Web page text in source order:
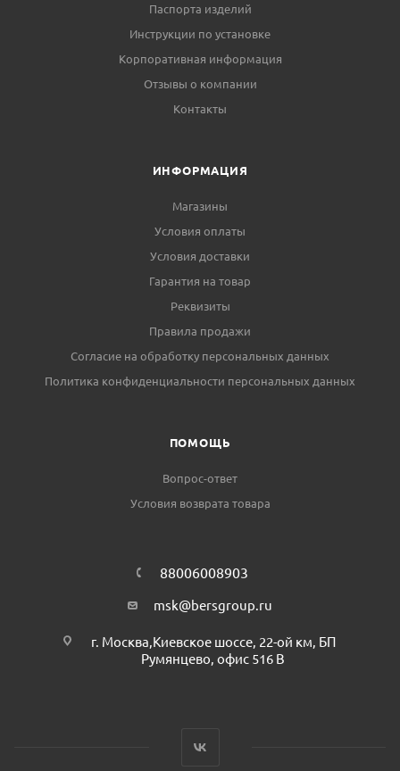
Паспорта изделий
Инструкции по установке
Корпоративная информация
Отзывы о компании
Контакты
ИНФОРМАЦИЯ
Магазины
Условия оплаты
Условия доставки
Гарантия на товар
Реквизиты
Правила продажи
Согласие на обработку персональных данных
Политика конфиденциальности персональных данных
ПОМОЩЬ
Вопрос-ответ
Условия возврата товара
88006008903
msk@bersgroup.ru
г. Москва,Киевское шоссе, 22-ой км, БП
Румянцево, офис 516 В